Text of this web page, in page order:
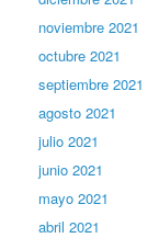
noviembre 2021
octubre 2021
septiembre 2021
agosto 2021
julio 2021
junio 2021
mayo 2021
abril 2021